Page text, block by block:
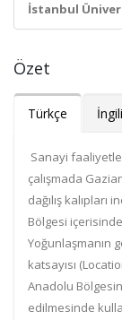
İstanbul
Özet
Türkçe
Sanayi
çalışmada
dağılış
Bölgesi
Yoğunlaşmanın
katsayısı
Anadolu
edilmesinde